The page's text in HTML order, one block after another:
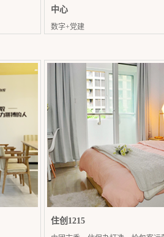
中心
数字+党建
住创1215